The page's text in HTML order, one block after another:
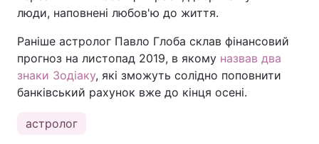
люди, наповнені любов'ю до життя.
Раніше астролог Павло Глоба склав фінансовий
прогноз на листопад 2019, в якому назвав два
знаки Зодіаку, які зможуть солідно поповнити
банківський рахунок вже до кінця осені.
астролог